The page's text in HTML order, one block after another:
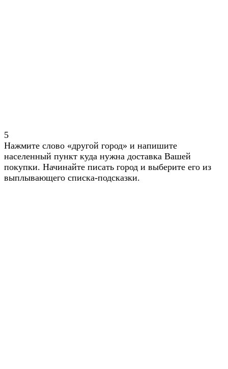
5
Нажмите слово «другой город» и напишите
населенный пункт куда нужна доставка Вашей
покупки. Начинайте писать город и выберите его из
выплывающего списка-подсказки.